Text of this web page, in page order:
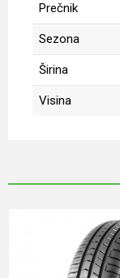
Prečnik
Sezona
Širina
Visina